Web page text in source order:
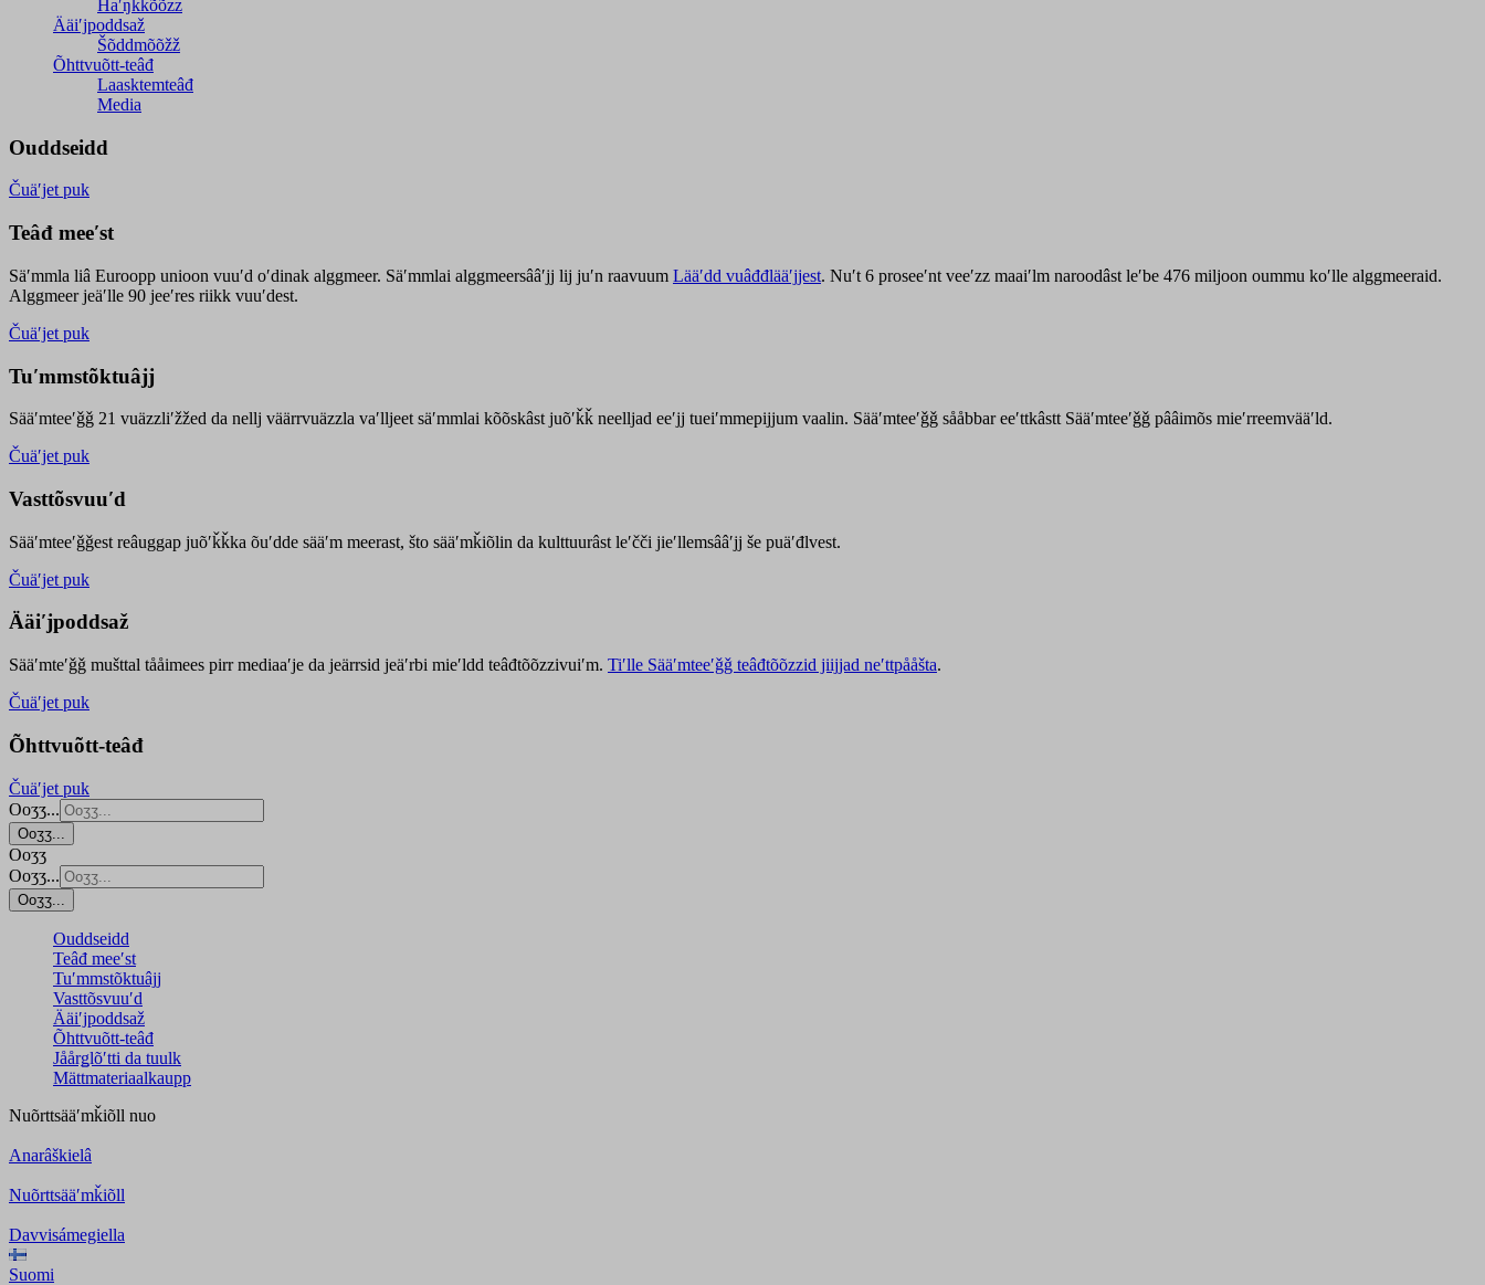
Haʹŋǩǩõõzz
Ääiʹjpoddsaž
Šõddmõõžž
Õhttvuõtt-teâđ
Laasktemteâđ
Media
Ouddseidd
Čuäʹjet puk
Teâđ meeʹst
Säʹmmla liâ Euroopp unioon vuuʹd oʹdinak alggmeer. Säʹmmlai alggmeersââʹjj lij juʹn raavuum Lääʹdd vuâđđlääʹjjest. Nuʹt 6 proseeʹnt veeʹzz maaiʹlm naroodâst leʹbe 476 miljoon oummu koʹlle alggmeeraid.
Alggmeer jeäʹlle 90 jeeʹres riikk vuuʹdest.
Čuäʹjet puk
Tuʹmmstõktuâjj
Sääʹmteeʹǧǧ 21 vuäzzliʹžžed da nellj väärrvuäzzla vaʹlljeet säʹmmlai kõõskâst juõʹǩǩ neelljad eeʹjj tueiʹmmepijjum vaalin. Sääʹmteeʹǧǧ sååbbar eeʹttkâstt Sääʹmteeʹǧǧ pââimõs mieʹrreemvääʹld.
Čuäʹjet puk
Vasttõsvuuʹd
Sääʹmteeʹǧǧest reâuggap juõʹǩǩka õuʹdde sääʹm meerast, što sääʹmǩiõlin da kulttuurâst leʹčči jieʹllemsââʹjj še puäʹđlvest.
Čuäʹjet puk
Ääiʹjpoddsaž
Sääʹmteʹǧǧ mušttal tååimees pirr mediaaʹje da jeärrsid jeäʹrbi mieʹldd teâđtõõzzivuiʹm. Tiʹlle Sääʹmteeʹǧǧ teâđtõõzzid jiijjad neʹttpååšta.
Čuäʹjet puk
Õhttvuõtt-teâđ
Čuäʹjet puk
Ooʒʒ...
Ooʒʒ...
Ooʒʒ
Ooʒʒ...
Ooʒʒ...
Ouddseidd
Teâđ meeʹst
Tuʹmmstõktuâjj
Vasttõsvuuʹd
Ääiʹjpoddsaž
Õhttvuõtt-teâđ
Jåårǥlõʹtti da tuulk
Mättmateriaalkaupp
Nuõrttsääʹmǩiõll nuo
Anarâškielâ
Nuõrttsääʹmǩiõll
Davvisámegiella
Suomi